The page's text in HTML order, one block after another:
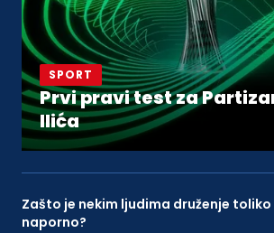
SPORT
Prvi pravi test za
Ilića
Zašto je nekim ljudima druženje toliko
naporno?